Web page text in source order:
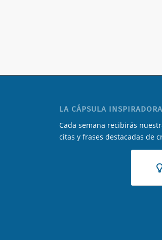
LA CÁPSULA
Cada semana recibirás
citas y frases destacadas de